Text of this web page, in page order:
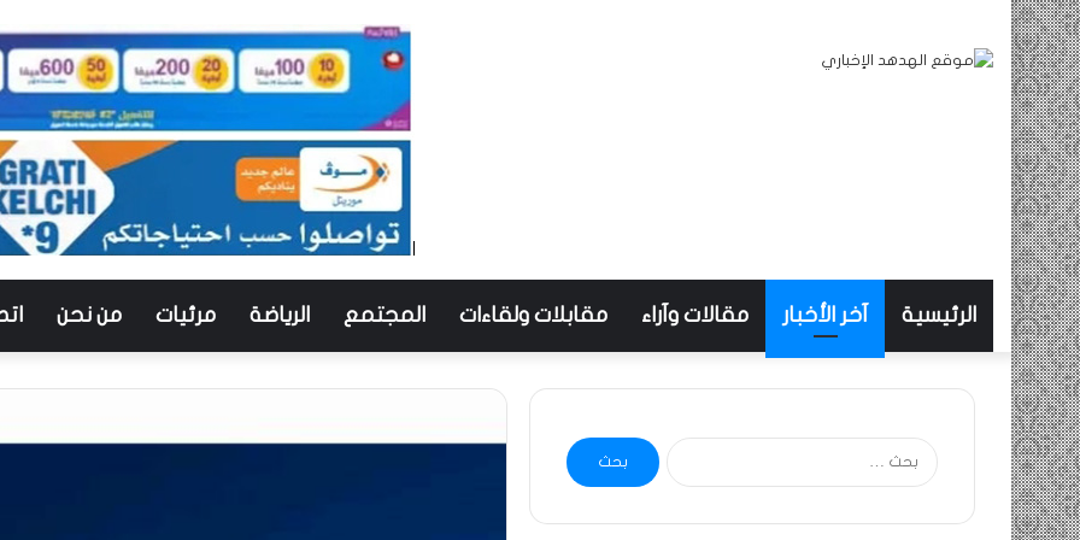
الرئيسية آخر الأخبار مقالات وآراء مقابلات ولقاءات المجتمع الرياضة مرئيات من نحن
البحث
عن: